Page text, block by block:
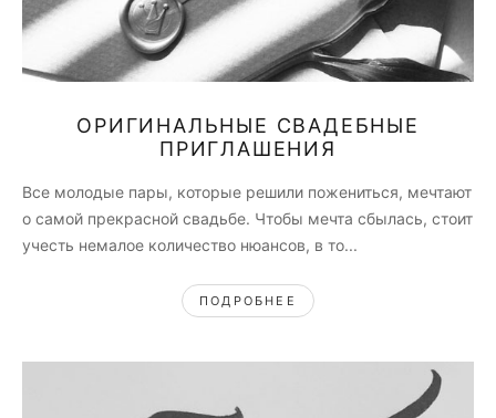
ОРИГИНАЛЬНЫЕ СВАДЕБНЫЕ
ПРИГЛАШЕНИЯ
Все молодые пары, которые решили пожениться, мечтают
о самой прекрасной свадьбе. Чтобы мечта сбылась, стоит
учесть немалое количество нюансов, в то...
ПОДРОБНЕЕ